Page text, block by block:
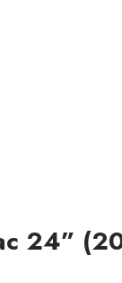
24”